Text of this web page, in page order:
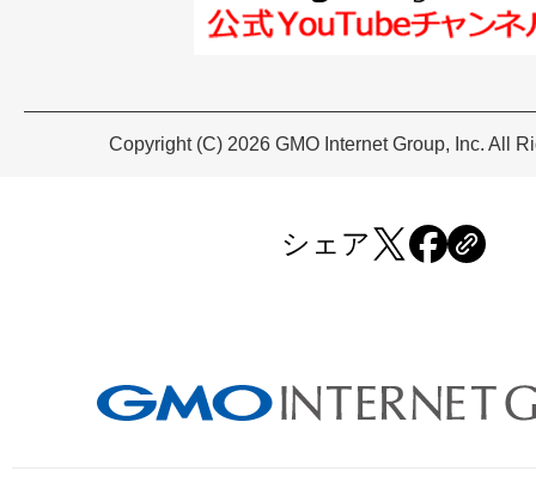
Copyright (C) 2026 GMO Internet Group, Inc. All
シェア